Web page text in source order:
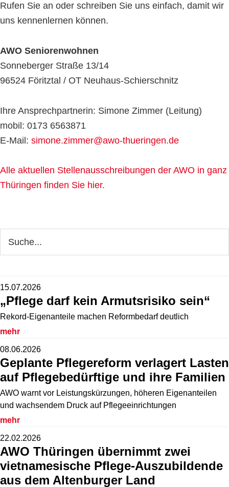
Rufen Sie an oder schreiben Sie uns einfach, damit wir
uns kennenlernen können.
AWO Seniorenwohnen
Sonneberger Straße 13/14
96524 Föritztal / OT Neuhaus-Schierschnitz
Ihre Ansprechpartnerin: Simone Zimmer (Leitung)
mobil: 0173 6563871
E-Mail: simone.zimmer@awo-thueringen.de
Alle aktuellen Stellenausschreibungen der AWO in ganz
Thüringen finden Sie hier.
Seitenspalte
durchsuchen
15.07.2026
„Pflege darf kein Armutsrisiko sein“
Rekord-Eigenanteile machen Reformbedarf deutlich
mehr
08.06.2026
Geplante Pflegereform verlagert Lasten
auf Pflegebedürftige und ihre Familien
AWO warnt vor Leistungskürzungen, höheren Eigenanteilen
und wachsendem Druck auf Pflegeeinrichtungen
mehr
22.02.2026
AWO Thüringen übernimmt zwei
vietnamesische Pflege-Auszubildende
aus dem Altenburger Land